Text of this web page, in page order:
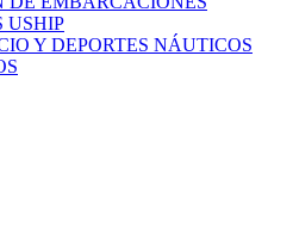
USHIP
Y DEPORTES NÁUTICOS